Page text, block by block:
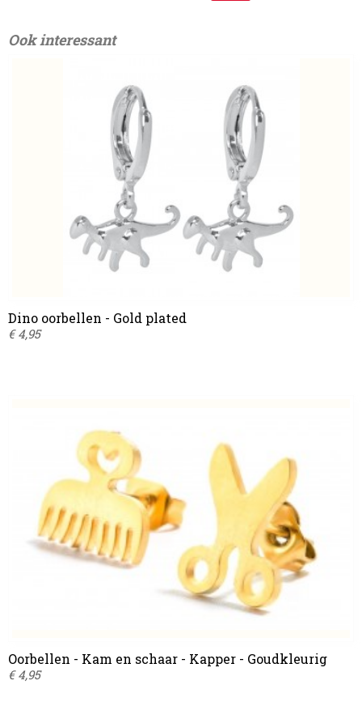
Ook interessant
Dino oorbellen - Gold plated
€ 4,95
Oorbellen - Kam en schaar - Kapper - Goudkleurig
€ 4,95